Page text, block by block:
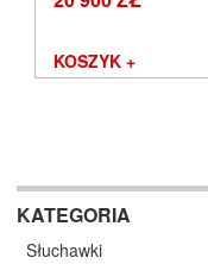
KOSZYK +
KATEGORIA
Słuchawki